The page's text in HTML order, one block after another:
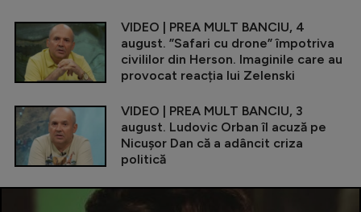
VIDEO | PREA MULT BANCIU, 4
august. ”Safari cu drone” împotriva
civililor din Herson. Imaginile care au
provocat reacția lui Zelenski
VIDEO | PREA MULT BANCIU, 3
august. Ludovic Orban îl acuză pe
Nicușor Dan că a adâncit criza
politică